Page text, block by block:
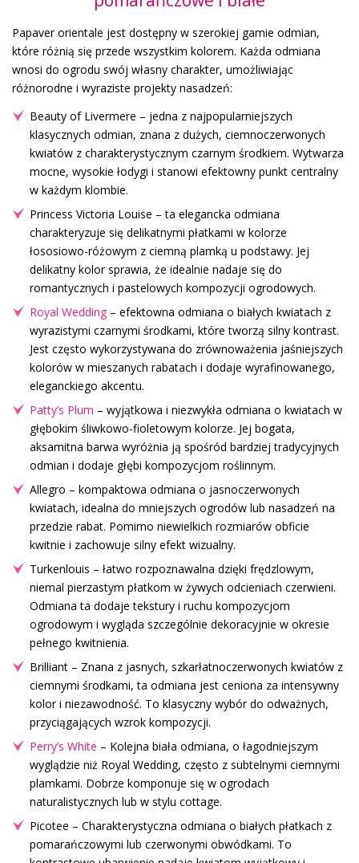
Papaver orientale jest dostępny w szerokiej gamie odmian,
które różnią się przede wszystkim kolorem. Każda odmiana
wnosi do ogrodu swój własny charakter, umożliwiając
różnorodne i wyraziste projekty nasadzeń:
Beauty of Livermere – jedna z najpopularniejszych
klasycznych odmian, znana z dużych, ciemnoczerwonych
kwiatów z charakterystycznym czarnym środkiem. Wytwarza
mocne, wysokie łodygi i stanowi efektowny punkt centralny
w każdym klombie.
Princess Victoria Louise – ta elegancka odmiana
charakteryzuje się delikatnymi płatkami w kolorze
łososiowo-różowym z ciemną plamką u podstawy. Jej
delikatny kolor sprawia, że idealnie nadaje się do
romantycznych i pastelowych kompozycji ogrodowych.
Royal Wedding – efektowna odmiana o białych kwiatach z
wyrazistymi czarnymi środkami, które tworzą silny kontrast.
Jest często wykorzystywana do zrównoważenia jaśniejszych
kolorów w mieszanych rabatach i dodaje wyrafinowanego,
eleganckiego akcentu.
Patty’s Plum – wyjątkowa i niezwykła odmiana o kwiatach w
głębokim śliwkowo-fioletowym kolorze. Jej bogata,
aksamitna barwa wyróżnia ją spośród bardziej tradycyjnych
odmian i dodaje głębi kompozycjom roślinnym.
Allegro – kompaktowa odmiana o jasnoczerwonych
kwiatach, idealna do mniejszych ogrodów lub nasadzeń na
przedzie rabat. Pomimo niewielkich rozmiarów obficie
kwitnie i zachowuje silny efekt wizualny.
Turkenlouis – łatwo rozpoznawalna dzięki frędzlowym,
niemal pierzastym płatkom w żywych odcieniach czerwieni.
Odmiana ta dodaje tekstury i ruchu kompozycjom
ogrodowym i wygląda szczególnie dekoracyjnie w okresie
pełnego kwitnienia.
Brilliant – Znana z jasnych, szkarłatnoczerwonych kwiatów z
ciemnymi środkami, ta odmiana jest ceniona za intensywny
kolor i niezawodność. To klasyczny wybór do odważnych,
przyciągających wzrok kompozycji.
Perry’s White – Kolejna biała odmiana, o łagodniejszym
wyglądzie niż Royal Wedding, często z subtelnymi ciemnymi
plamkami. Dobrze komponuje się w ogrodach
naturalistycznych lub w stylu cottage.
Picotee – Charakterystyczna odmiana o białych płatkach z
pomarańczowymi lub czerwonymi obwódkami. To